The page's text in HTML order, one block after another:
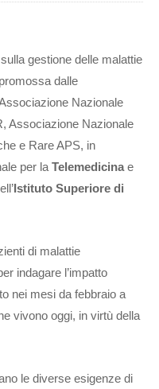
gestione delle malattie
dalle
Nazionale
Associazione Nazionale
e Rare APS, in
per la Telemedicina e
Istituto Superiore di
di malattie
indagare l’impatto
nei mesi da febbraio a
vivono oggi, in virtù della
le diverse esigenze di